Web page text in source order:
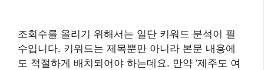
조회수를 올리기 위해서는 일단 키워드 분석이 필
수입니다. 키워드는 제목뿐만 아니라 본문 내용에
도 적절하게 배치되어야 하는데요. 만약 ‘제주도 여